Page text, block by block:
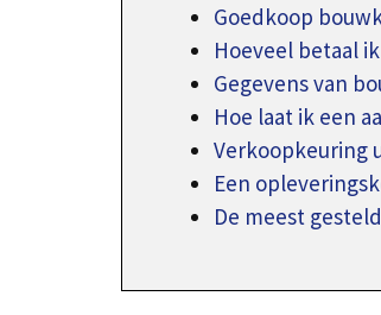
Goedkoop
Hoeveel betaal
Gegevens van
Hoe laat ik een
Verkoopkeuring
Een
De meest